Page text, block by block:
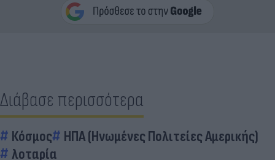
Διάβασε περισσότερα
Κόσμος
ΗΠΑ (Ηνωμένες Πολιτείες Αμερικής)
λοταρία